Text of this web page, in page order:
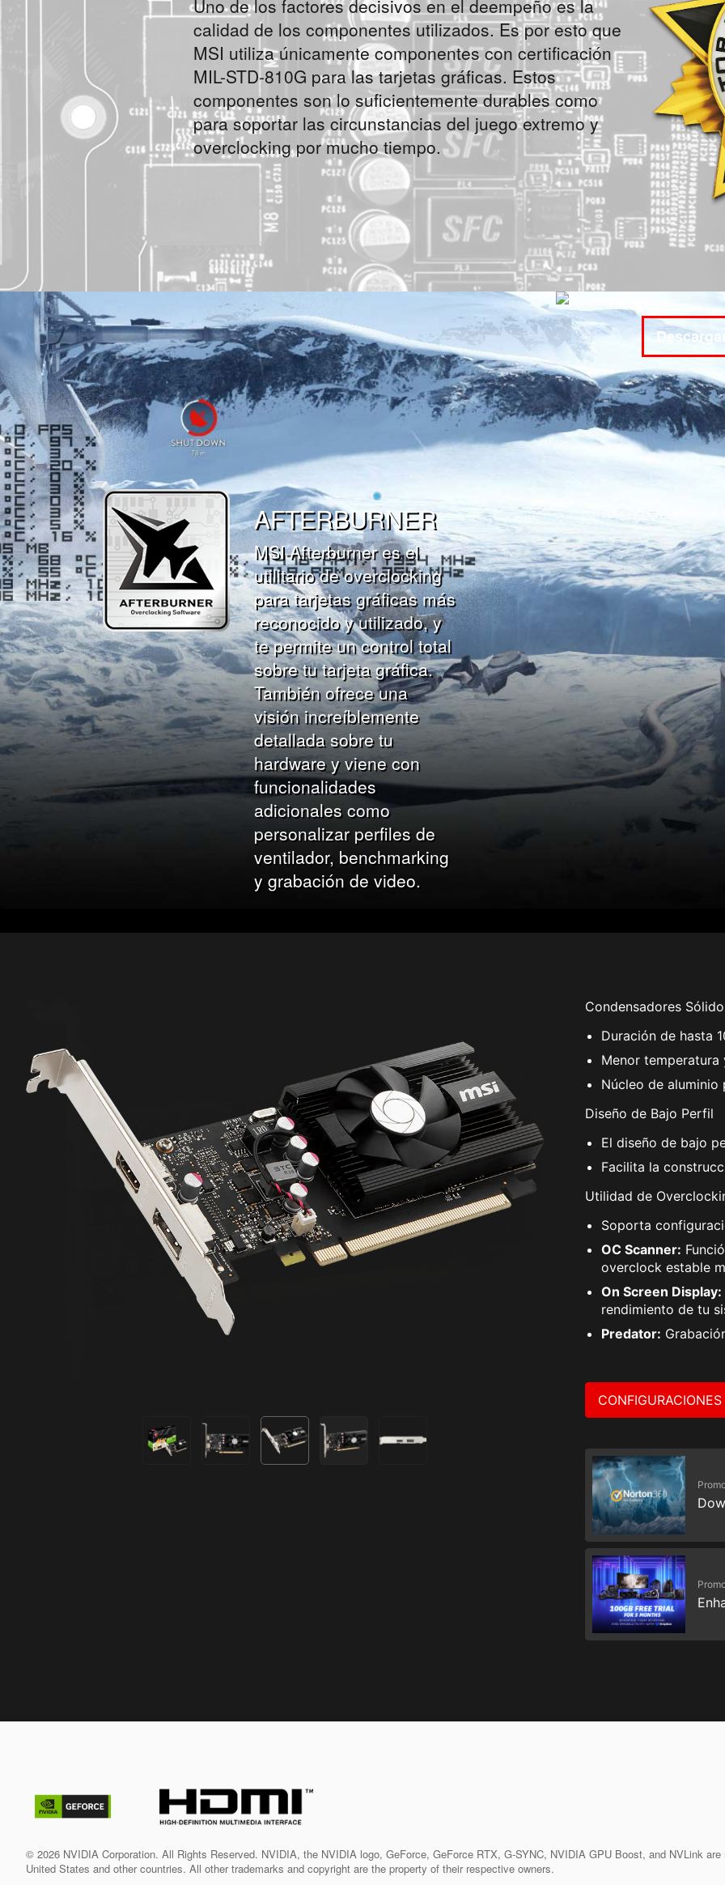
Uno de los factores decisivos en el deempeño es la
calidad de los componentes utilizados. Es por esto que
MSI utiliza únicamente componentes con certificación
MIL-STD-810G para las tarjetas gráficas. Estos
componentes son lo suficientemente durables como
para soportar las circunstancias del juego extremo y
overclocking por mucho tiempo.
AFTERBURNER
MSI Afterburner es el
utilitario de overclocking
para tarjetas gráficas más
reconocido y utilizado, y
te permite un control total
sobre tu tarjeta gráfica.
También ofrece una
visión increíblemente
detallada sobre tu
hardware y viene con
funcionalidades
adicionales como
personalizar perfiles de
ventilador, benchmarking
y grabación de video.
Condensadores
Duración de hasta
Menor
Núcleo de
Diseño de Bajo Perfil
El diseño de bajo
Facilita la
Utilidad de
Soporta
OC Scanner:
overclock estable
On Screen Display:
rendimiento de tu
Predator:
CONFIGURACIONES
© 2026 NVIDIA Corporation. All Rights Reserved. NVIDIA, the NVIDIA logo, GeForce, GeForce RTX, G-SYNC, NVIDIA GPU Boost, and NVLink
United States and other countries. All other trademarks and copyright are the property of their respective owners.